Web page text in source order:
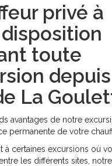
privé à
toute
La
avantages de notre
permanente de votre
à certaines excursions où
les différents sites,